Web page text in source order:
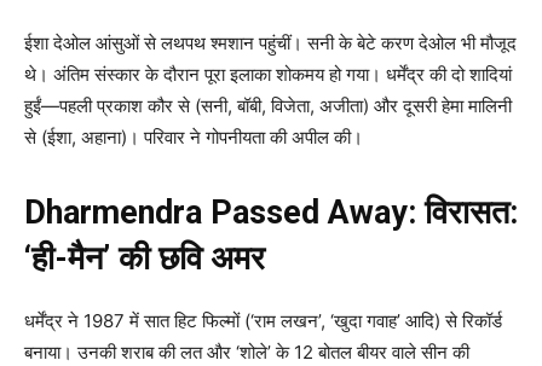
ईशा देओल आंसुओं से लथपथ श्मशान पहुंचीं। सनी के बेटे करण देओल भी मौजूद
थे। अंतिम संस्कार के दौरान पूरा इलाका शोकमय हो गया। धर्मेंद्र की दो शादियां
हुईं—पहली प्रकाश कौर से (सनी, बॉबी, विजेता, अजीता) और दूसरी हेमा मालिनी
से (ईशा, अहाना)। परिवार ने गोपनीयता की अपील की।
Dharmendra Passed Away: विरासत:
‘ही-मैन’ की छवि अमर
धर्मेंद्र ने 1987 में सात हिट फिल्मों (‘राम लखन’, ‘खुदा गवाह’ आदि) से रिकॉर्ड
बनाया। उनकी शराब की लत और ‘शोले’ के 12 बोतल बीयर वाले सीन की